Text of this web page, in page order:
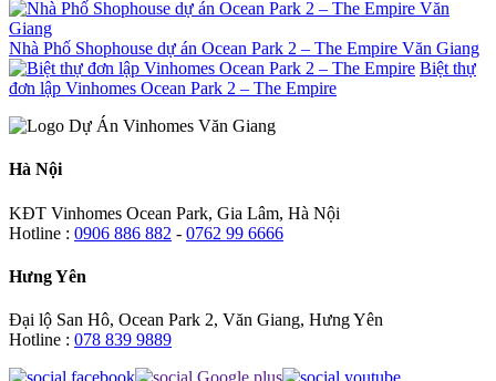
Nhà Phố Shophouse dự án Ocean Park 2 – The Empire Văn Giang
Biệt thự
đơn lập Vinhomes Ocean Park 2 – The Empire
Hà Nội
KĐT Vinhomes Ocean Park, Gia Lâm, Hà Nội
Hotline : 0906 886 882 - 0762 99 6666
Hưng Yên
Đại lộ San Hô, Ocean Park 2, Văn Giang, Hưng Yên
Hotline : 078 839 9889